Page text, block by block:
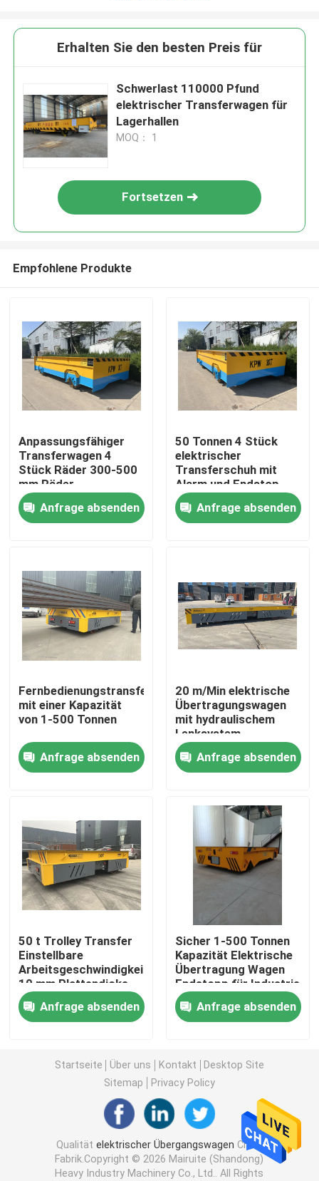
Haus
Produkte
Über uns
Fabrik-Ausflug
Treten Sie mit uns in Verbindung
Fordern Sie ein Zitat
Agv-Übergangswagen
Schienen-Übergangswagen
Ermüdeter Gummiportalkran
Greifer
Behälter Crane Spreader
Explosionssicherer Kran
Stahlkonstruktions-Überdachung
Erhalten Sie den besten Preis für
Schwerlast 110000 Pfund
elektrischer Transferwagen für
Lagerhallen
MOQ： 1
Fortsetzen
Empfohlene Produkte
Anpassungsfähiger
Transferwagen 4
Stück Räder 300-500
mm Räder
Durchmesser
Anfrage absenden
50 Tonnen 4 Stück
elektrischer
Transferschuh mit
Alarm und Endstop
Anfrage absenden
Fernbedienungstransferwagen
mit einer Kapazität
von 1-500 Tonnen
Anfrage absenden
20 m/Min elektrische
Übertragungswagen
mit hydraulischem
Lenksystem
Anfrage absenden
50 t Trolley Transfer
Einstellbare
Arbeitsgeschwindigkeit
10 mm Plattendicke
Anfrage absenden
Sicher 1-500 Tonnen
Kapazität Elektrische
Übertragung Wagen
Endstopp für Industrie
Anfrage absenden
Startseite Über uns Kontakt
Desktop Site
Sitemap
Privacy Policy
Qualität elektrischer Übergangswagen China
Fabrik.Copyright © 2026 Mairuite (Shandong)
Heavy Industry Machinery Co., Ltd.. All Rights